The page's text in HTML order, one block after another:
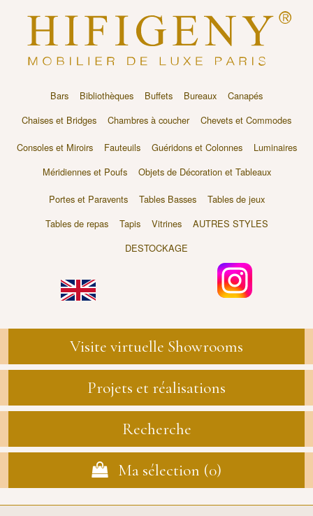
Bars Bibliothèques Buffets Bureaux
Canapés
Chaises et Bridges
Chambres à coucher Chevets et Commodes
Consoles et Miroirs Fauteuils Guéridons et Colonnes
Luminaires
Méridiennes et Poufs
Objets de Décoration et Tableaux
Portes et Paravents Tables Basses
Tables de jeux
Tables de repas
Tapis Vitrines
AUTRES STYLES
DESTOCKAGE
Visite virtuelle Showrooms
Projets et réalisations
Recherche
Ma sélection (0)